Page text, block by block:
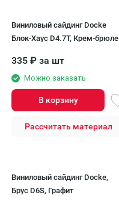
Виниловый сайдинг Docke
Блок-Хаус D4.7T, Крем-брюле
335 ₽ за шт
Можно заказать
В корзину
Рассчитать материал
Виниловый сайдинг Docke,
Брус D6S, Графит